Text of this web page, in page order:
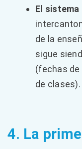
El
de la
sigue
(fechas de
de clases).
4. La